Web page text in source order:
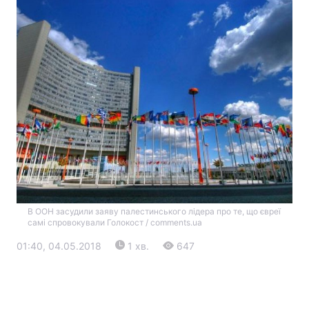
В ООН засудили заяву палестинського лідера про те, що євреї
самі спровокували Голокост / comments.ua
01:40, 04.05.2018 1 хв. 647